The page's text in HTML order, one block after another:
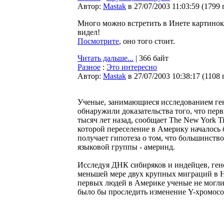
Автор: Мastak в 27/07/2003 11:03:59 (1799
Много можно встретить в Инете
видел!
Посмотрите, оно того стоит.
Читать дальше... | 366 байт
Разное : Это интересно
Автор: Мastak в 27/07/2003 10:38:17 (1108
Ученые, занимающиеся исследованием
обнаружили доказательства того, что
тысяч лет назад, сообщает The New York
которой переселение в Америку
получает гипотеза о том, что
языковой группы - америнд.
Исследуя ДНК сибиряков и индейцев,
меньшей мере двух крупных миграций в
первых людей в Америке ученые не
было бы проследить изменение Y-